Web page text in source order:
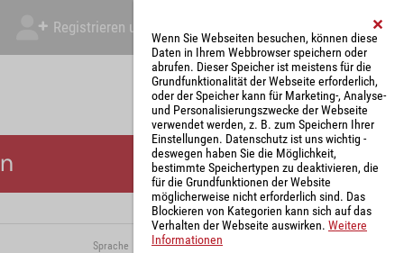
Registrieren und Angebot abgeben Mein Account
Sprache
Wenn Sie Webseiten besuchen, können diese
Daten in Ihrem Webbrowser speichern oder
abrufen. Dieser Speicher ist meistens für die
Grundfunktionalität der Webseite erforderlich,
oder der Speicher kann für Marketing-, Analyse-
und Personalisierungszwecke der Webseite
verwendet werden, z. B. zum Speichern Ihrer
Einstellungen. Datenschutz ist uns wichtig -
deswegen haben Sie die Möglichkeit,
bestimmte Speichertypen zu deaktivieren, die
für die Grundfunktionen der Website
möglicherweise nicht erforderlich sind. Das
Blockieren von Kategorien kann sich auf das
Verhalten der Webseite auswirken. Weitere
Informationen